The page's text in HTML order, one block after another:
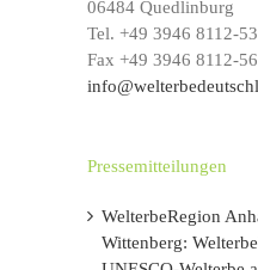
06484 Quedlinburg
Tel. +49 3946 8112-53
Fax +49 3946 8112-56
Pressemitteilungen
WelterbeRegion
Wittenberg: